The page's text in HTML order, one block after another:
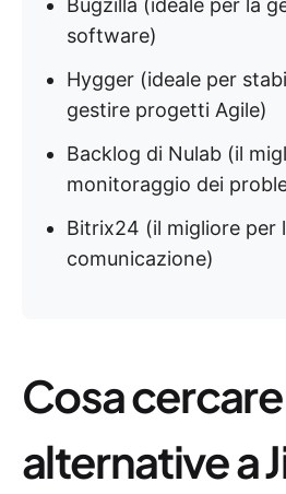
Bugzilla (ideale per la
software)
Hygger (ideale per
gestire progetti Agile)
Backlog di Nulab (il
monitoraggio dei
Bitrix24 (il migliore per
comunicazione)
Cosa
alternative a